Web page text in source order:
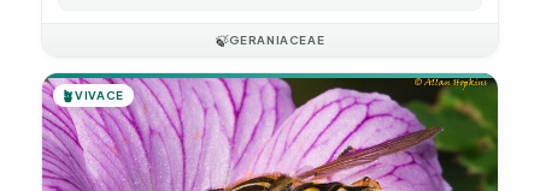
🍃GERANIACEAE
🪴VIVACE